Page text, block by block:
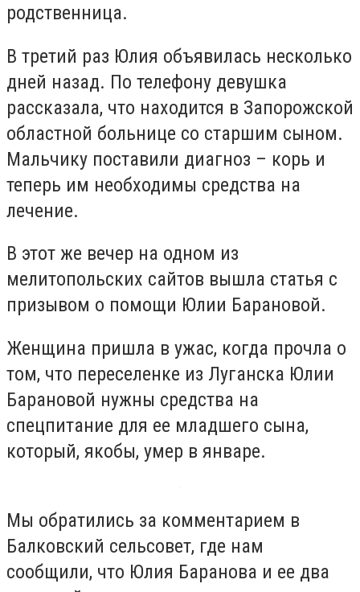
родственница.
В третий раз Юлия объявилась несколько
дней назад. По телефону девушка
рассказала, что находится в Запорожской
областной больнице со старшим сыном.
Мальчику поставили диагноз – корь и
теперь им необходимы средства на
лечение.
В этот же вечер на одном из
мелитопольских сайтов вышла статья с
призывом о помощи Юлии Барановой.
Женщина пришла в ужас, когда прочла о
том, что переселенке из Луганска Юлии
Барановой нужны средства на
спецпитание для ее младшего сына,
который, якобы, умер в январе.
Мы обратились за комментарием в
Балковский сельсовет, где нам
сообщили, что Юлия Баранова и ее два